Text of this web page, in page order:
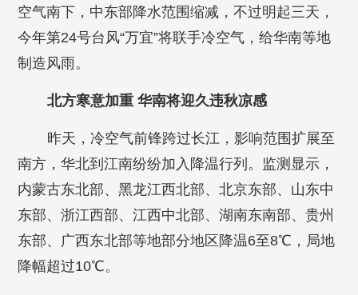
空气南下，中东部降水范围缩减，不过明起三天，
今年第24号台风“万宜”将联手冷空气，给华南等地
制造风雨。
北方寒意加重 华南将迎久违秋凉感
昨天，冷空气前锋跨过长江，影响范围扩展至
南方，华北到江南纷纷加入降温行列。监测显示，
内蒙古东北部、黑龙江西北部、北京东部、山东中
东部、浙江西部、江西中北部、湖南东南部、贵州
东部、广西东北部等地部分地区降温6至8℃，局地
降幅超过10℃。